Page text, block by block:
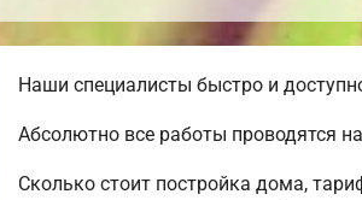
Наши специалисты быстро и
Абсолютно все работы проводятся
Сколько стоит постройка дома,